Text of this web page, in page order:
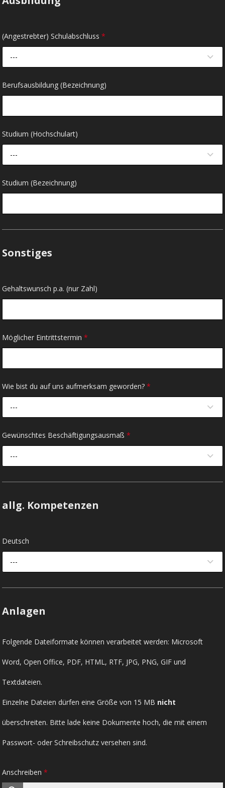
(Angestrebter) Schulabschluss*
---
Berufsausbildung (Bezeichnung)
Studium (Hochschulart)
---
Studium (Bezeichnung)
Sonstiges
Gehaltswunsch p.a. (nur Zahl)
Möglicher Eintrittstermin*
Wie bist du auf uns aufmerksam geworden?*
---
Gewünschtes Beschäftigungsausmaß*
---
allg. Kompetenzen
Deutsch
---
Anlagen
Folgende Dateiformate können verarbeitet werden: Microsoft
Word, Open Office, PDF, HTML, RTF, JPG, PNG, GIF und
Textdateien.
Einzelne Dateien dürfen eine Größe von 15 MB nicht
überschreiten. Bitte lade keine Dokumente hoch, die mit einem
Passwort- oder Schreibschutz versehen sind.
Anschreiben*